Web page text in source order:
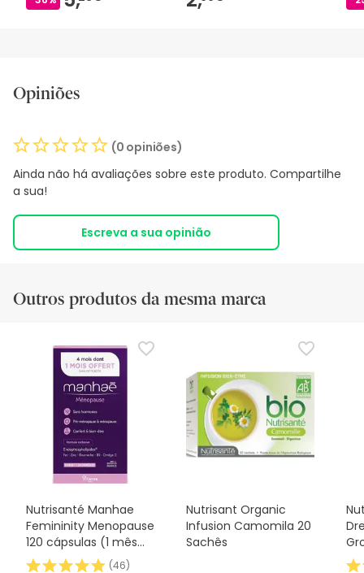
Opiniões
(0 opiniões)
Ainda não há avaliações sobre este produto. Compartilhe
a sua!
Escreva a sua opinião
Outros produtos da mesma marca
Nutrisanté Manhae
Femininity Menopause
120 cápsulas (1 mês
grátis)
(46)
Nutrisant Organic
Infusion Camomila 20
Sachês